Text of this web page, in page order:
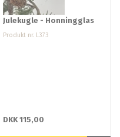
Julekugle - Honningglas
Produkt nr. L373
DKK 115,00